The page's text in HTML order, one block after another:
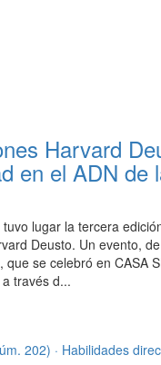
Harvard
en el ADN de
lugar la tercera
Deusto. Un evento,
que se celebró en CASA
través d...
202) · Habilidades